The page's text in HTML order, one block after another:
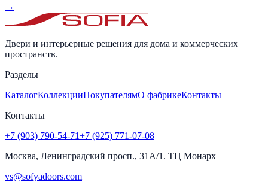
→
Двери и интерьерные решения для дома и коммерческих
пространств.
Разделы
КаталогКоллекцииПокупателямО фабрикеКонтакты
Контакты
+7 (903) 790-54-71+7 (925) 771-07-08
Москва, Ленинградский просп., 31А/1. ТЦ Монарх
vs@sofyadoors.com